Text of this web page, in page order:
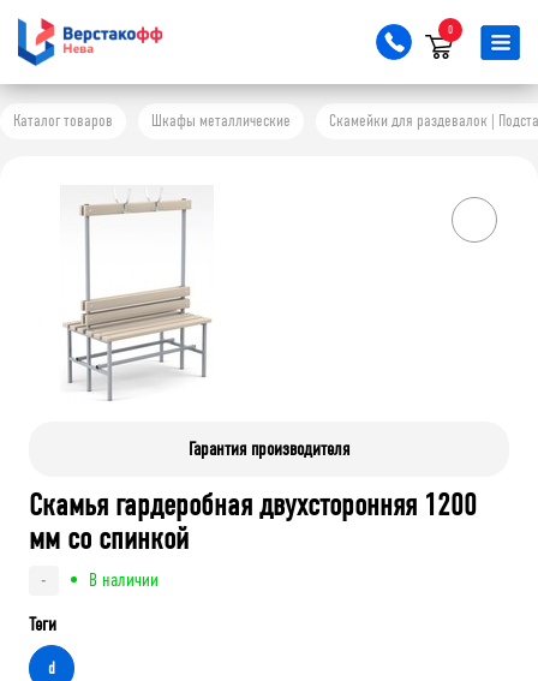
0
Каталог товаров Шкафы металлические Скамейки для раздевалок |
Гарантия производителя
Скамья гардеробная двухсторонняя 1200
мм со спинкой
-
В наличии
Теги
d